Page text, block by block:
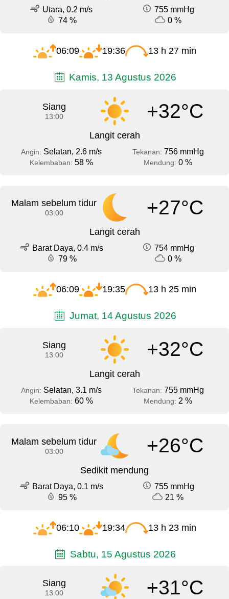
Utara, 0.2 m/s
755 mmHg
74 %
0 %
06:09 19:36 13 h 27 min
Kamis, 13 Agustus 2026
Siang
13:00 +32°C
Langit cerah
Angin: Selatan, 2.6 m/s Tekanan: 756 mmHg
Kelembaban: 58 % Mendung: 0 %
Malam sebelum tidur
03:00 +27°C
Langit cerah
Barat Daya, 0.4 m/s
754 mmHg
79 %
0 %
06:09 19:35 13 h 25 min
Jumat, 14 Agustus 2026
Siang
13:00 +32°C
Langit cerah
Angin: Selatan, 3.1 m/s Tekanan: 755 mmHg
Kelembaban: 60 % Mendung: 2 %
Malam sebelum tidur
03:00 +26°C
Sedikit mendung
Barat Daya, 0.1 m/s
755 mmHg
95 %
21 %
06:10 19:34 13 h 23 min
Sabtu, 15 Agustus 2026
Siang
13:00 +31°C